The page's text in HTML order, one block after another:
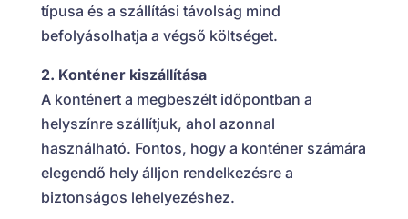
típusa és a szállítási távolság mind
befolyásolhatja a végső költséget.
2. Konténer kiszállítása
A konténert a megbeszélt időpontban a
helyszínre szállítjuk, ahol azonnal
használható. Fontos, hogy a konténer számára
elegendő hely álljon rendelkezésre a
biztonságos lehelyezéshez.